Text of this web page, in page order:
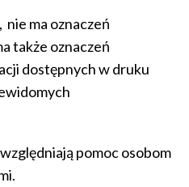
ma oznaczeń
także oznaczeń
dostępnych w druku
pomoc osobom